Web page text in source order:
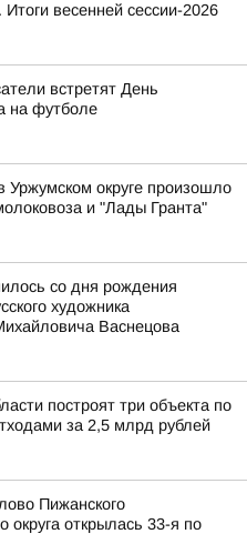
весенней сессии-2026
встретят День
на футболе
Уржумском округе произошло
и "Лады Гранта"
со дня рождения
художника
Васнецова
построят три объекта по
за 2,5 млрд рублей
Пижанского
округа открылась 33-я по